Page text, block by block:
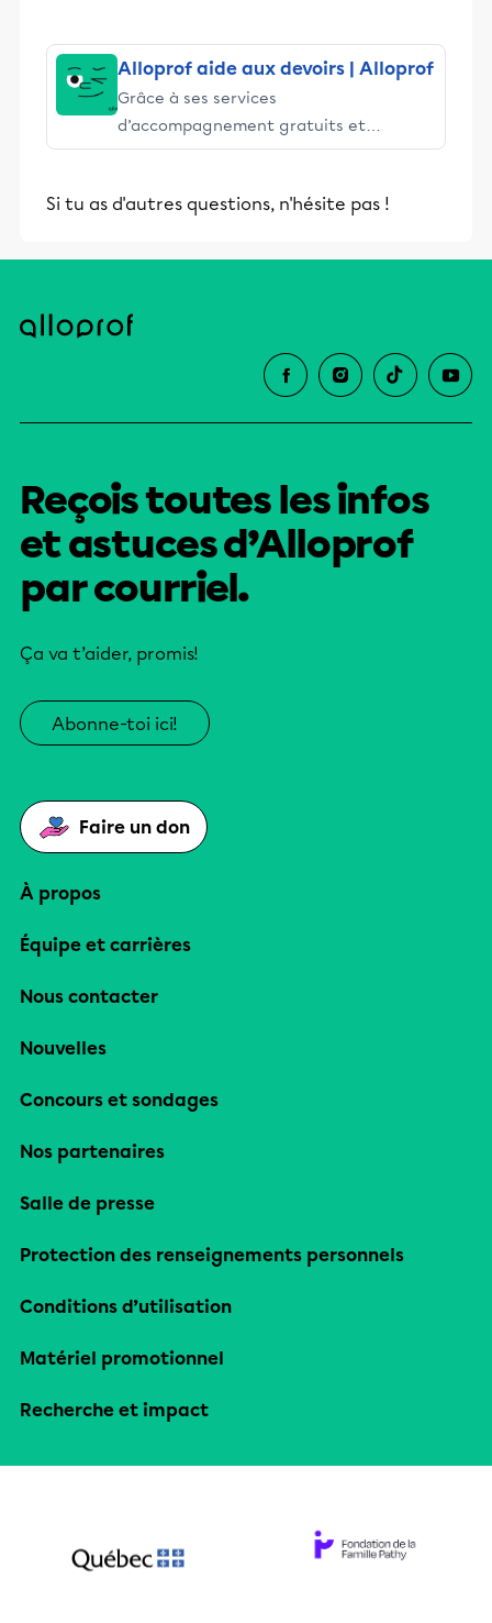
Alloprof aide aux devoirs | Alloprof
Grâce à ses services
d’accompagnement gratuits et
stimulants, Alloprof engage les élèves
éducative.
Si tu as d'autres questions, n'hésite pas !
Reçois toutes les infos
et astuces d’Alloprof
par courriel.
Ça va t’aider, promis!
Abonne-toi ici!
Faire un don
À propos
Équipe et carrières
Nous contacter
Nouvelles
Concours et sondages
Nos partenaires
Salle de presse
Protection des renseignements personnels
Conditions d’utilisation
Matériel promotionnel
Recherche et impact